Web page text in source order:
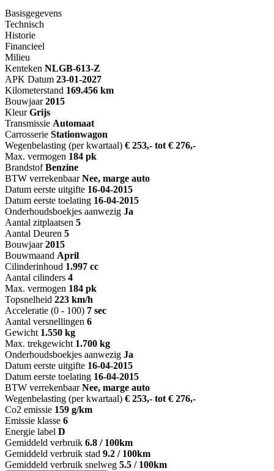
Basisgegevens
Technisch
Historie
Financieel
Milieu
Kenteken NLGB-613-Z
APK Datum 23-01-2027
Kilometerstand 169.456 km
Bouwjaar 2015
Kleur Grijs
Transmissie Automaat
Carrosserie Stationwagon
Wegenbelasting (per kwartaal) € 253,- tot € 276,-
Max. vermogen 184 pk
Brandstof Benzine
BTW verrekenbaar Nee, marge auto
Datum eerste uitgifte 16-04-2015
Datum eerste toelating 16-04-2015
Onderhoudsboekjes aanwezig Ja
Aantal zitplaatsen 5
Aantal Deuren 5
Bouwjaar 2015
Bouwmaand April
Cilinderinhoud 1.997 cc
Aantal cilinders 4
Max. vermogen 184 pk
Topsnelheid 223 km/h
Acceleratie (0 - 100) 7 sec
Aantal versnellingen 6
Gewicht 1.550 kg
Max. trekgewicht 1.700 kg
Onderhoudsboekjes aanwezig Ja
Datum eerste uitgifte 16-04-2015
Datum eerste toelating 16-04-2015
BTW verrekenbaar Nee, marge auto
Wegenbelasting (per kwartaal) € 253,- tot € 276,-
Co2 emissie 159 g/km
Emissie klasse 6
Energie label D
Gemiddeld verbruik 6.8 / 100km
Gemiddeld verbruik stad 9.2 / 100km
Gemiddeld verbruik snelweg 5.5 / 100km